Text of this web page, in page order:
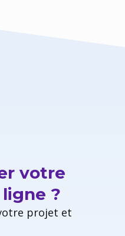
votre
?
projet et